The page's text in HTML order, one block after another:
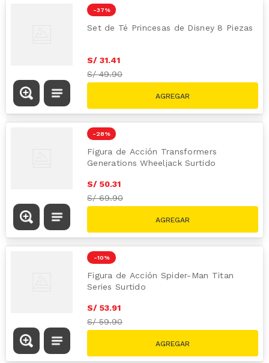
-37 %
Set de Té Princesas de Disney 8 Piezas
S/ 31.41
S/49.90
-28 %
Figura de Acción Transformers
Generations Wheeljack Surtido
S/ 50.31
S/69.90
-10 %
Figura de Acción Spider-Man Titan
Series Surtido
S/ 53.91
S/59.90